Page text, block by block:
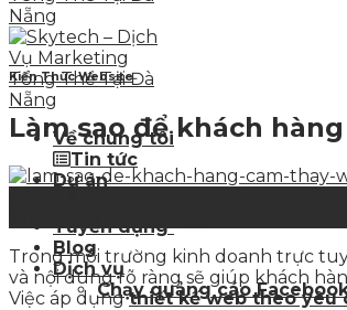
Về chúng tôi
Tin tức
Dự án
Tuyển dụng
Blog
Dịch vụ
Chạy quảng cáo
Kiến Thức Website
Làm sao để khách
Trong môi trường kinh doanh trực
và nội dung rõ ràng sẽ giúp khách
Việc áp dụngthiết kế web theo yêu